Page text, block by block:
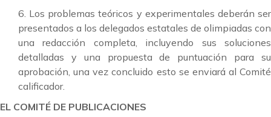
6. Los problemas teóricos y experimentales deberán ser
presentados a los delegados estatales de olimpiadas con
una redacción completa, incluyendo sus soluciones
detalladas y una propuesta de puntuación para su
aprobación, una vez concluido esto se enviará al Comité
calificador.
EL COMITÉ DE PUBLICACIONES